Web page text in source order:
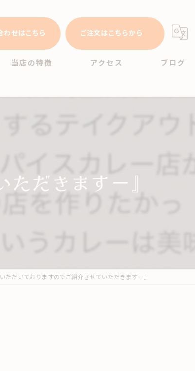
わせはこちら ご注文はこちらから
当店の特徴
アウト
アクセス
ブログ
だきますー』
ただいておりますのでご紹介させていただきますー』